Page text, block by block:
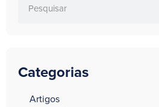
Categorias
Artigos